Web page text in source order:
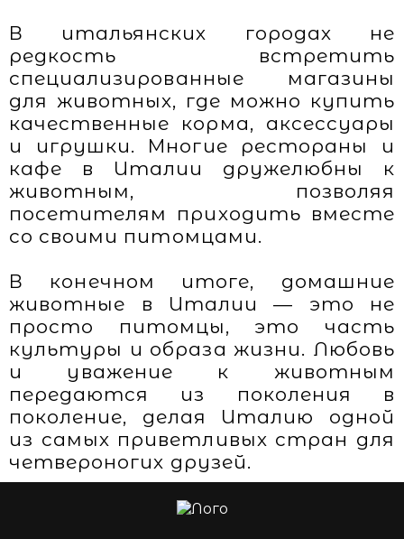
В итальянских городах не
редкость встретить
специализированные магазины
для животных, где можно купить
качественные корма, аксессуары
и игрушки. Многие рестораны и
кафе в Италии дружелюбны к
животным, позволяя
посетителям приходить вместе
со своими питомцами.
В конечном итоге, домашние
животные в Италии — это не
просто питомцы, это часть
культуры и образа жизни. Любовь
и уважение к животным
передаются из поколения в
поколение, делая Италию одной
из самых приветливых стран для
четвероногих друзей.